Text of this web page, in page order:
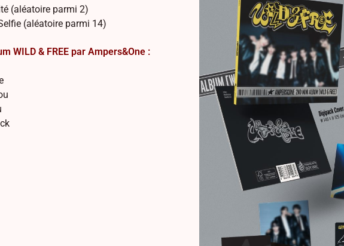
(aléatoire parmi 2)
(aléatoire parmi 14)
WILD & FREE par Ampers&One :